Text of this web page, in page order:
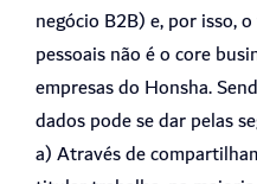
negócio B2B) e, por isso,
pessoais não é o core
empresas do Honsha.
dados pode se dar pelas
a) Através de